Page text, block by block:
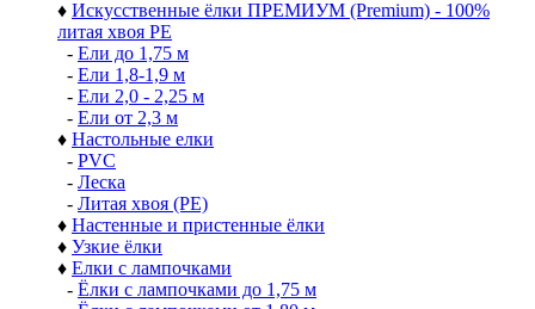
♦ Искусственные ёлки ПРЕМИУМ (Premium) - 100%
литая хвоя РЕ
- Ели до 1,75 м
- Ели 1,8-1,9 м
- Ели 2,0 - 2,25 м
- Ели от 2,3 м
♦ Настольные елки
- PVC
- Леска
- Литая хвоя (РЕ)
♦ Настенные и пристенные ёлки
♦ Узкие ёлки
♦ Елки с лампочками
- Ёлки с лампочками до 1,75 м